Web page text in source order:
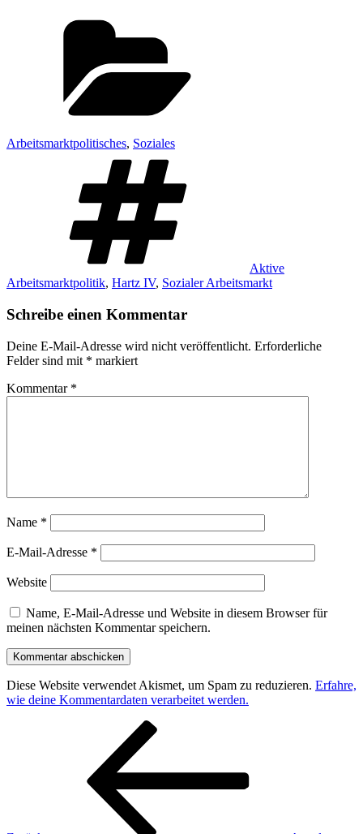
Arbeitsmarktpolitisches, Soziales
Aktive
Arbeitsmarktpolitik, Hartz IV, Sozialer Arbeitsmarkt
Schreibe einen Kommentar
Deine E-Mail-Adresse wird nicht veröffentlicht. Erforderliche
Felder sind mit * markiert
Kommentar *
Name *
E-Mail-Adresse *
Website
Name, E-Mail-Adresse und Website in diesem Browser für
meinen nächsten Kommentar speichern.
Diese Website verwendet Akismet, um Spam zu reduzieren. Erfahre,
wie deine Kommentardaten verarbeitet werden.
Beitragsnavigation